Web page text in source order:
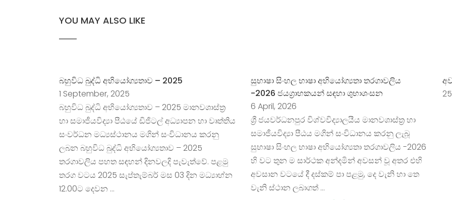
YOU MAY ALSO LIKE
බහුවිධ බුද්ධි අභියෝග්‍යතාව – 2025
1 September, 2025
බහුවිධ බුද්ධි අභියෝග්‍යතාව – 2025 මානවශාස්ත්‍ර
හා සමාජීයවිද්‍යා පීඨයේ ඩිජිටල් අධ්‍යාපන හා වෘත්තිය
සංවර්ධන මධ්‍යස්ථානය මගින් සංවිධානය කරනු
ලබන බහුවිධ බුද්ධි අභියෝග්‍යතාව – 2025
තරගාවලිය පහත සඳහන් දිනවලදි පැවැත්වේ. පළමු
තරග වටය 2025 සැප්තැම්බර් මස 03 දින මධ්‍යාහ්න
12.00ට දෙවන …
සුභාෂා සිංහල භාෂා අභියෝග්‍යතා තරගාවලිය
-2026 ජයග්‍රාහකයන් සඳහා ශුභාශංසන
6 April, 2026
ශ්‍රී ජයවර්ධනපුර විශ්වවිද්‍යාලයීය මානවශාස්ත්‍ර හා
සමාජීයවිද්‍යා පීඨය මගින් සංවිධානය කරනු ලැබූ
සුභාෂා සිංහල භාෂා අභියෝග්‍යතා තරගාවලිය -2026
හි වට තුන ම සාර්ථක අන්දමින් අවසන් වූ අතර එහි
අවසාන වටයේ දී දස්කම් පා පළමු, දෙ වැනි හා තෙ
වැනි ස්ථාන ලබාගත් …